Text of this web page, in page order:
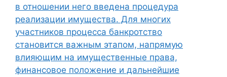
в отношении него введена процедура
реализации имущества. Для многих
участников процесса банкротство
становится важным этапом, напрямую
влияющим на имущественные права,
финансовое положение и дальнейшие